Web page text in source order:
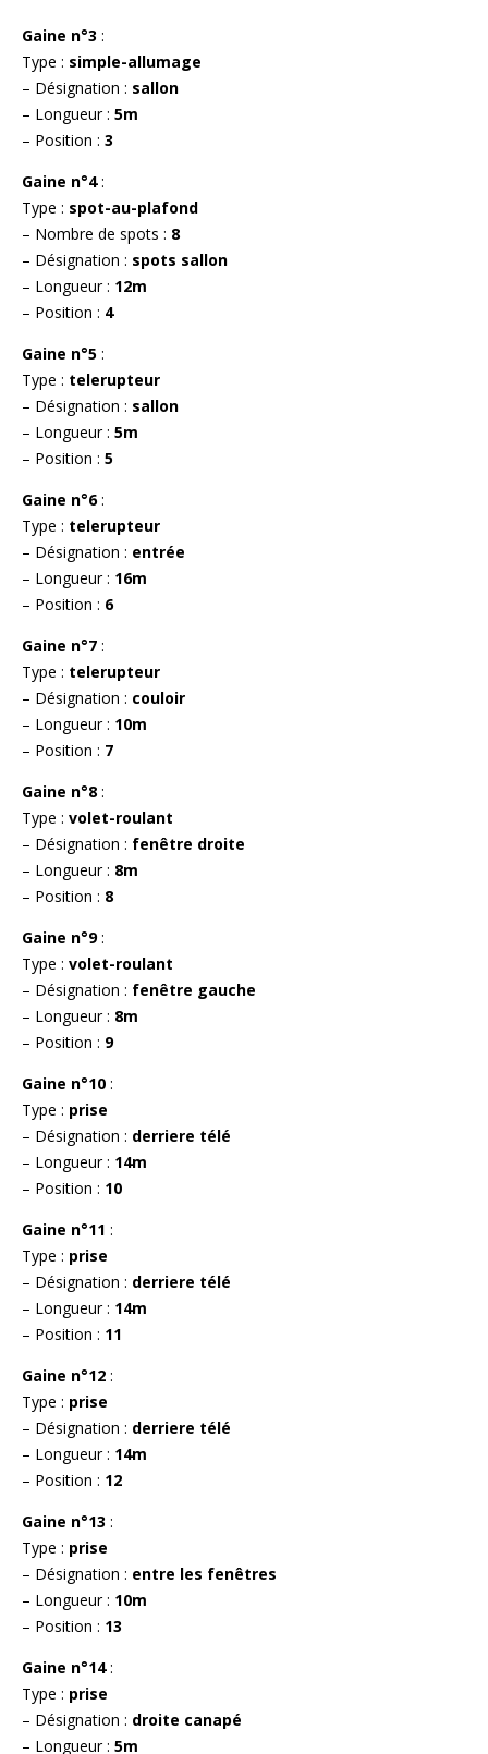
Gaine n°3 :
Type : simple-allumage
– Désignation : sallon
– Longueur : 5m
– Position : 3
Gaine n°4:
Type : spot-au-plafond
– Nombre de spots : 8
– Désignation : spots sallon
– Longueur : 12m
– Position : 4
Gaine n°5 :
Type : telerupteur
– Désignation : sallon
– Longueur : 5m
– Position : 5
Gaine n°6:
Type : telerupteur
– Désignation : entrée
– Longueur : 16m
– Position : 6
Gaine n°7 :
Type : telerupteur
– Désignation : couloir
– Longueur : 10m
– Position : 7
Gaine n°8 :
Type : volet-roulant
– Désignation : fenêtre droite
– Longueur : 8m
– Position : 8
Gaine n°9:
Type : volet-roulant
– Désignation : fenêtre gauche
– Longueur : 8m
– Position : 9
Gaine n°10 :
Type : prise
– Désignation : derriere télé
– Longueur : 14m
– Position : 10
Gaine n°11 :
Type : prise
– Désignation : derriere télé
– Longueur : 14m
– Position : 11
Gaine n°12 :
Type : prise
– Désignation : derriere télé
– Longueur : 14m
– Position : 12
Gaine n°13 :
Type : prise
– Désignation : entre les fenêtres
– Longueur : 10m
– Position : 13
Gaine n°14:
Type : prise
– Désignation : droite canapé
– Longueur : 5m